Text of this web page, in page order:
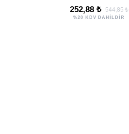
252,88 ₺ 544,85 ₺
%20 KDV DAHİLDİR